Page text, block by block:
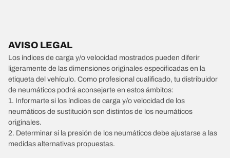
AVISO LEGAL
Los índices de carga y/o velocidad mostrados pueden diferir
ligeramente de las dimensiones originales especificadas en la
etiqueta del vehículo. Como profesional cualificado, tu distribuidor
de neumáticos podrá aconsejarte en estos ámbitos:
1. Informarte si los índices de carga y/o velocidad de los
neumáticos de sustitución son distintos de los neumáticos
originales.
2. Determinar si la presión de los neumáticos debe ajustarse a las
medidas alternativas propuestas.